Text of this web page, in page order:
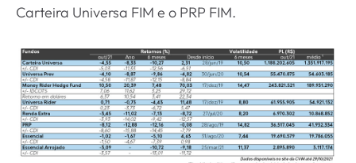
Carteira Universa FIM e o PRP FIM.